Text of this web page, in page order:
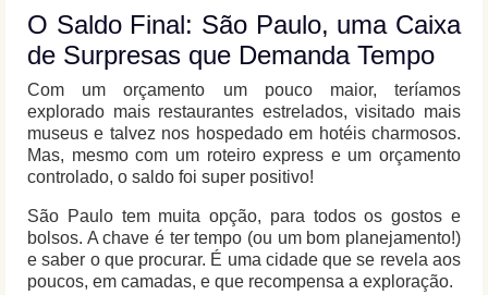
O Saldo Final: São Paulo, uma Caixa
de Surpresas que Demanda Tempo
Com um orçamento um pouco maior, teríamos
explorado mais restaurantes estrelados, visitado mais
museus e talvez nos hospedado em hotéis charmosos.
Mas, mesmo com um roteiro express e um orçamento
controlado, o saldo foi super positivo!
São Paulo tem muita opção, para todos os gostos e
bolsos. A chave é ter tempo (ou um bom planejamento!)
e saber o que procurar. É uma cidade que se revela aos
poucos, em camadas, e que recompensa a exploração.